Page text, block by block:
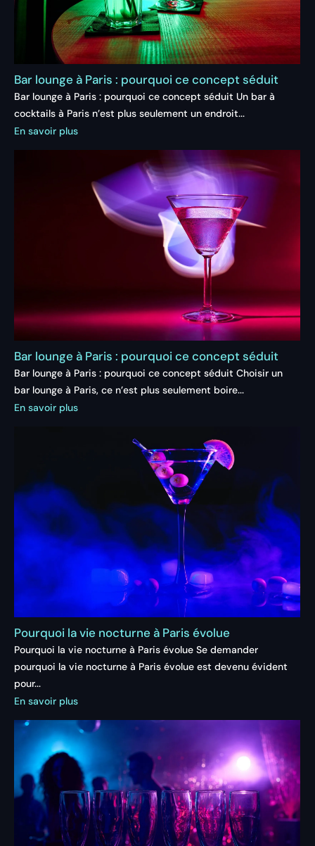
Bar lounge à Paris : pourquoi ce concept séduit
Bar lounge à Paris : pourquoi ce concept séduit Un bar à
cocktails à Paris n’est plus seulement un endroit...
En savoir plus
Bar lounge à Paris : pourquoi ce concept séduit
Bar lounge à Paris : pourquoi ce concept séduit Choisir un
bar lounge à Paris, ce n’est plus seulement boire...
En savoir plus
Pourquoi la vie nocturne à Paris évolue
Pourquoi la vie nocturne à Paris évolue Se demander
pourquoi la vie nocturne à Paris évolue est devenu évident
pour...
En savoir plus